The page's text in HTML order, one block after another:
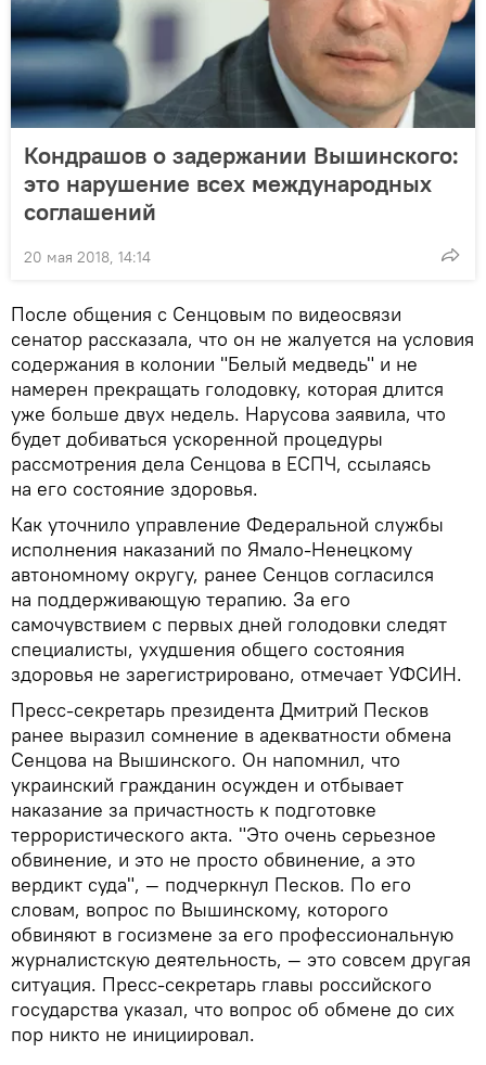
Кондрашов о задержании Вышинского:
это нарушение всех международных
соглашений
20 мая 2018, 14:14
После общения с Сенцовым по видеосвязи
сенатор рассказала, что он не жалуется на условия
содержания в колонии "Белый медведь" и не
намерен прекращать голодовку, которая длится
уже больше двух недель. Нарусова заявила, что
будет добиваться ускоренной процедуры
рассмотрения дела Сенцова в ЕСПЧ, ссылаясь
на его состояние здоровья.
Как уточнило управление Федеральной службы
исполнения наказаний по Ямало-Ненецкому
автономному округу, ранее Сенцов согласился
на поддерживающую терапию. За его
самочувствием с первых дней голодовки следят
специалисты, ухудшения общего состояния
здоровья не зарегистрировано, отмечает УФСИН.
Пресс-секретарь президента Дмитрий Песков
ранее выразил сомнение в адекватности обмена
Сенцова на Вышинского. Он напомнил, что
украинский гражданин осужден и отбывает
наказание за причастность к подготовке
террористического акта. "Это очень серьезное
обвинение, и это не просто обвинение, а это
вердикт суда", — подчеркнул Песков. По его
словам, вопрос по Вышинскому, которого
обвиняют в госизмене за его профессиональную
журналистскую деятельность, — это совсем другая
ситуация. Пресс-секретарь главы российского
государства указал, что вопрос об обмене до сих
пор никто не инициировал.